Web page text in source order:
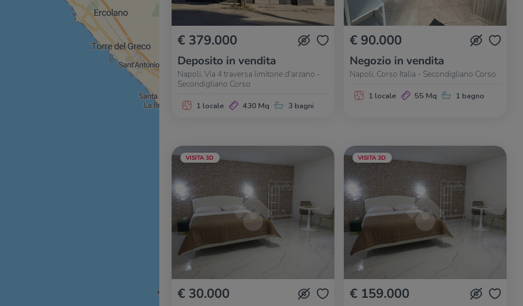
€ 379.000
Deposito in vendita
Napoli, Via 4 traversa limitone d'arzano -
Secondigliano Corso
1 locale 430 Mq 3 bagni
€ 90.000
Negozio in vendita
Napoli, Corso Italia - Secondigliano Corso
1 locale 55 Mq 1 bagno
VISITA 3D
€ 30.000
VISITA 3D
€ 159.000